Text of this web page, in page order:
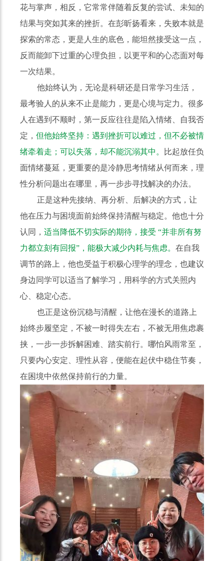
花与掌声，相反，它常常伴随着反复的尝试、未知的
结果与突如其来的挫折。在彭昕扬看来，失败本就是
探索的常态，更是人生的底色，能坦然接受这一点，
反而能卸下过重的心理负担，以更平和的心态面对每
一次结果。
他始终认为，无论是科研还是日常学习生活，
最考验人的从来不止是能力，更是心境与定力。很多
人在遇到不顺时，第一反应往往是陷入情绪、自我否
定， 但他始终坚持：遇到挫折可以难过，但不必被情
绪牵着走；可以失落，却不能沉溺其中。
比起放任负
面情绪蔓延，更重要的是冷静思考情绪从何而来，理
性分析问题出在哪里，再一步步寻找解决的办法。
正是这种先接纳、再分析、后解决的方式，让
他在压力与困境面前始终保持清醒与稳定。他也十分
认同， 适当降低不切实际的期待，接受 “并非所有努
力都立刻有回报”，能极大减少内耗与焦虑。 在自我
调节的路上，他也受益于积极心理学的理念，也建议
身边同学可以适当了解学习，用科学的方式关照内
心、稳定心态。
也正是这份沉稳与清醒，让他在漫长的道路上
始终步履坚定，不被一时得失左右，不被无用焦虑裹
挟，一步一步拆解困难、踏实前行。哪怕风雨常至，
只要内心安定、理性从容，便能在起伏中稳住节奏，
在困境中依然保持前行的力量。